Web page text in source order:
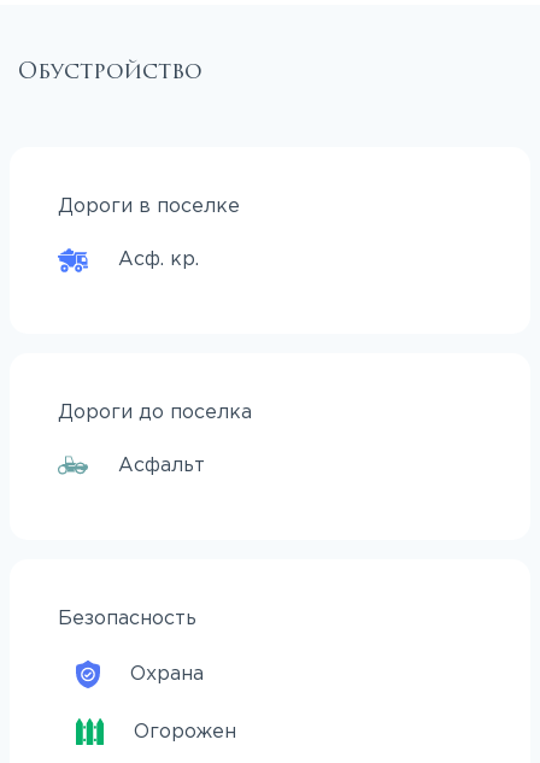
Обустройство
Дороги в поселке
Асф. кр.
Дороги до поселка
Асфальт
Безопасность
Охрана
Огорожен